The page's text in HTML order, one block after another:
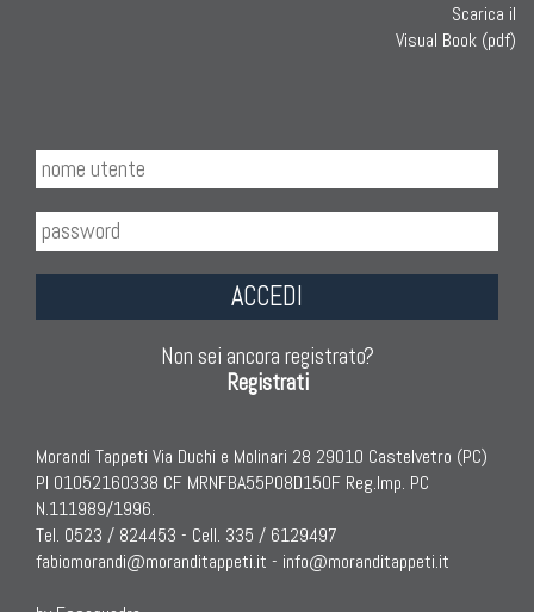
Scarica il
Visual Book (pdf)
ACCEDI
Non sei ancora registrato?
Registrati
Morandi Tappeti Via Duchi e Molinari 28 29010 Castelvetro (PC)
PI 01052160338 CF MRNFBA55P08D150F Reg.Imp. PC
N.111989/1996.
Tel. 0523 / 824453 - Cell. 335 / 6129497
fabiomorandi@moranditappeti.it - info@moranditappeti.it